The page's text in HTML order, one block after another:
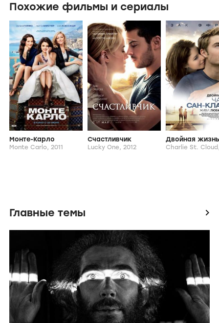
Похожие фильмы и сериалы
Монте-Карло
Monte Carlo, 2011
Счастливчик
Lucky One, 2012 Charlie St.
Главные темы icon